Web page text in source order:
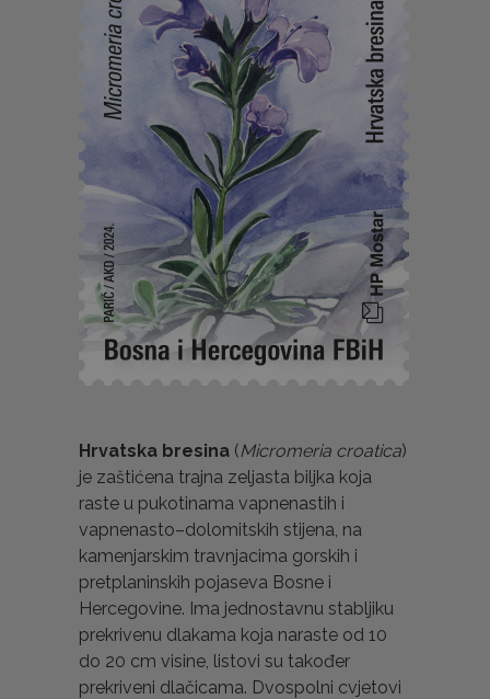
Hrvatska bresina (Micromeria croatica)
je zaštićena trajna zeljasta biljka koja
raste u pukotinama vapnenastih i
vapnenasto–dolomitskih stijena, na
kamenjarskim travnjacima gorskih i
pretplaninskih pojaseva Bosne i
Hercegovine. Ima jednostavnu stabljiku
prekrivenu dlakama koja naraste od 10
do 20 cm visine, listovi su također
prekriveni dlačicama. Dvospolni cvjetovi